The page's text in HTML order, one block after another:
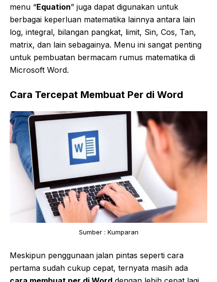
menu “Equation” juga dapat digunakan untuk
berbagai keperluan matematika lainnya antara lain
log, integral, bilangan pangkat, limit, Sin, Cos, Tan,
matrix, dan lain sebagainya. Menu ini sangat penting
untuk pembuatan bermacam rumus matematika di
Microsoft Word.
Cara Tercepat Membuat Per di Word
Sumber : Kumparan
Meskipun penggunaan jalan pintas seperti cara
pertama sudah cukup cepat, ternyata masih ada